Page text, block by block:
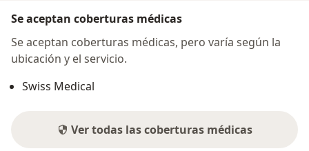
Se aceptan coberturas médicas
Se aceptan coberturas médicas, pero varía según la
ubicación y el servicio.
Swiss Medical
Ver todas las coberturas médicas